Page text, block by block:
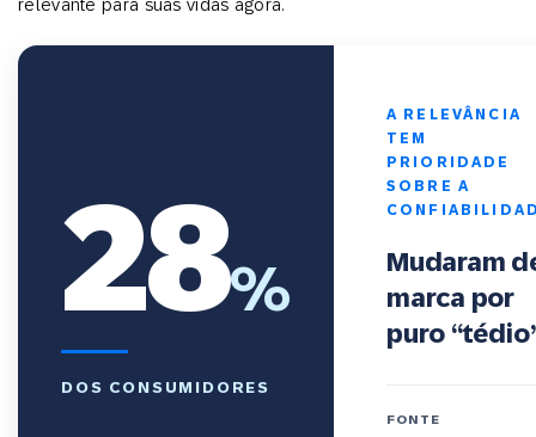
relevante para suas vidas agora.
28%
DOS CONSUMIDORES
A RELEVÂNCIA
TEM
PRIORIDADE
SOBRE A
Mudaram
marca por
puro
FONTE